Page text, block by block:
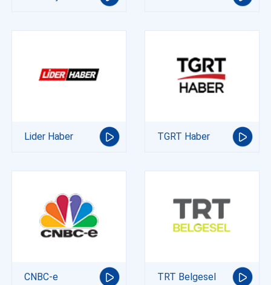
Lider Haber TGRT Haber
CNBC-e TRT Belgesel